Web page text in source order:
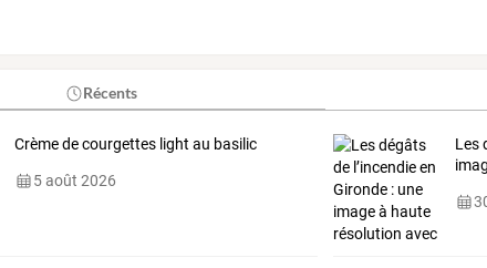
Récents
Crème de courgettes light au basilic
5 août 2026
Les